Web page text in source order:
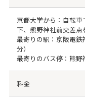
京都大学から：自転
下、熊野神社前交差点
最寄りの駅：京阪電
分）
最寄りのバス停：熊野
料金